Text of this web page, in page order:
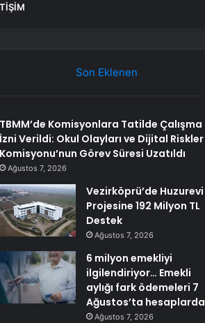
Son Eklenen
TBMM’de Komisyonlara Tatilde Çalışma
İzni Verildi: Okul Olayları ve Dijital Riskler
Komisyonu’nun Görev Süresi Uzatıldı
Ağustos 7, 2026
Vezirköprü’de Huzurevi
Projesine 192 Milyon TL
Destek
Ağustos 7, 2026
6 milyon emekliyi
ilgilendiriyor… Emekli
aylığı fark ödemeleri 7
Ağustos’ta hesaplarda
Ağustos 7, 2026